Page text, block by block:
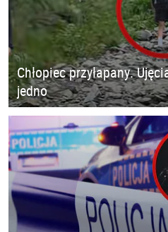
Chłopiec przyłapany.
jedno